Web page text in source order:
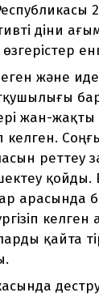
діни
және
жан-жақты
келген.
реттеу
қойды.
арасында
қайта